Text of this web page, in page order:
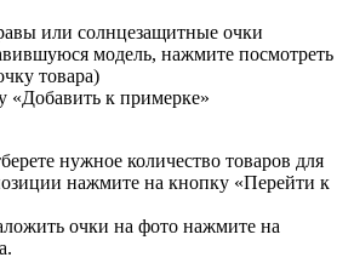
или солнцезащитные очки
модель, нажмите посмотреть
товара)
«Добавить к примерке»
нужное количество товаров для
нажмите на кнопку «Перейти к
очки на фото нажмите на